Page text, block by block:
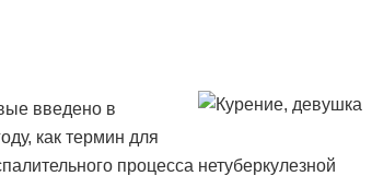
введено в
как термин для
процесса нетуберкулезной